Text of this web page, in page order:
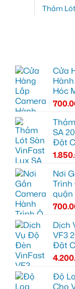
Thảm
Cửa
Hóc
SA
Đặt
Nơi
Trình
quận
Dịch
VF3
Đặt
Độ
Cho